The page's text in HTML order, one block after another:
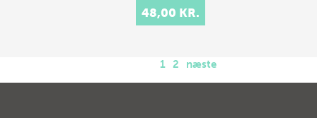
48,00 KR.
1 2 næste